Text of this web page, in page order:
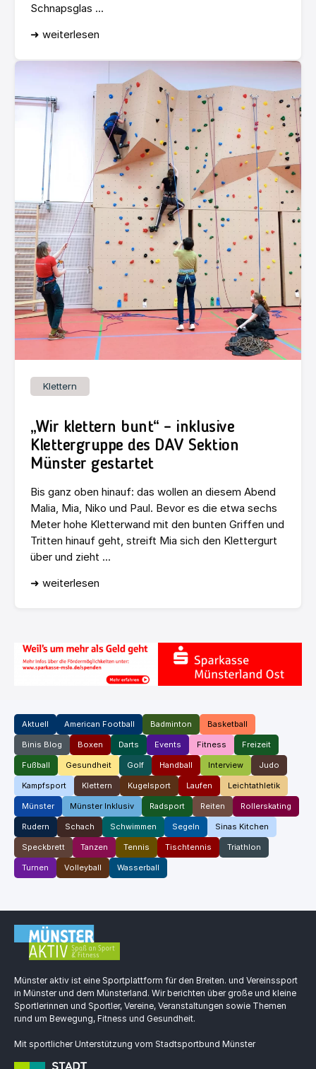
Schnapsglas ...
➜ weiterlesen
Klettern
„Wir klettern bunt“ – inklusive
Klettergruppe des DAV Sektion
Münster gestartet
Bis ganz oben hinauf: das wollen an diesem Abend
Malia, Mia, Niko und Paul. Bevor es die etwa sechs
Meter hohe Kletterwand mit den bunten Griffen und
Tritten hinauf geht, streift Mia sich den Klettergurt
über und zieht ...
➜ weiterlesen
Aktuell American Football Badminton Basketball
Binis Blog Boxen Darts Events Fitness Freizeit
Fußball Gesundheit Golf Handball Interview Judo
Kampfsport Klettern Kugelsport Laufen Leichtathletik
Münster Münster Inklusiv Radsport Reiten Rollerskating
Rudern Schach Schwimmen Segeln Sinas Kitchen
Speckbrett Tanzen Tennis Tischtennis Triathlon
Turnen Volleyball Wasserball
Münster aktiv ist eine Sportplattform für den Breiten. und Vereinssport
in Münster und dem Münsterland. Wir berichten über große und kleine
Sportlerinnen und Sportler, Vereine, Veranstaltungen sowie Themen
rund um Bewegung, Fitness und Gesundheit.
Mit sportlicher Unterstützung vom Stadtsportbund Münster